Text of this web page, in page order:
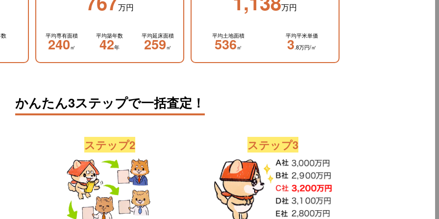
万円
平均専有面積
240㎡
平均築年数
42年
平均延床面積
259㎡
万円
平均土地面積
536㎡
平均平米単価
3.8万円/㎡
かんたん3ステップで一括査定！
ステップ2 ステップ3